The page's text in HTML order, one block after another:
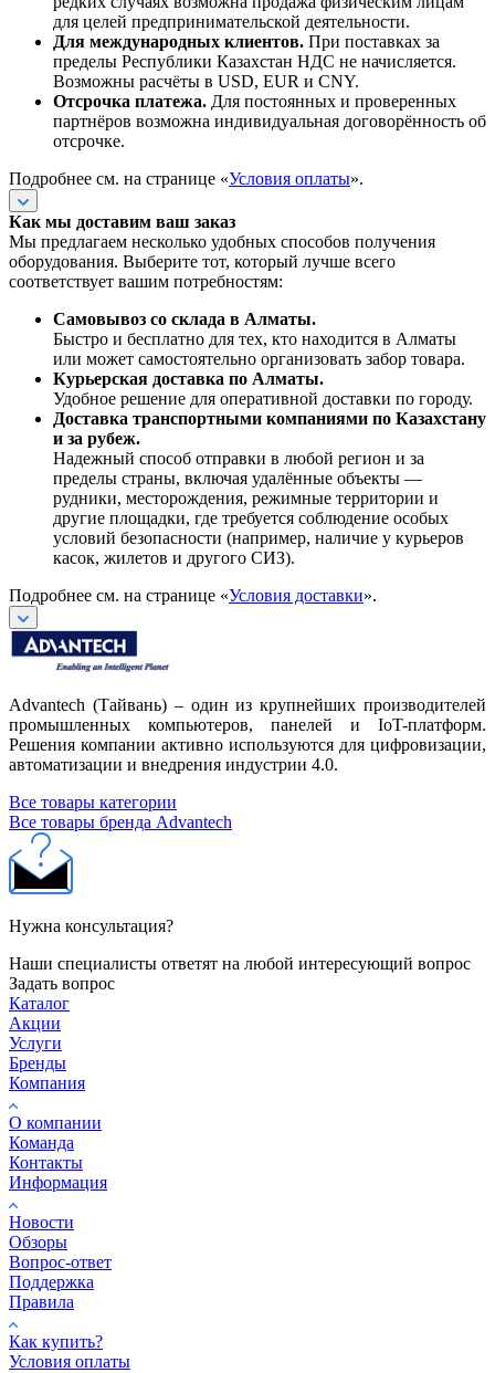
для целей предпринимательской деятельности.
Для международных клиентов. При поставках за
пределы Республики Казахстан НДС не начисляется.
Возможны расчёты в USD, EUR и CNY.
Отсрочка платежа. Для постоянных и проверенных
партнёров возможна индивидуальная договорённость об
отсрочке.
Подробнее см. на странице «Условия оплаты».
Как мы доставим ваш заказ
Мы предлагаем несколько удобных способов получения
оборудования. Выберите тот, который лучше всего
соответствует вашим потребностям:
Самовывоз со склада в Алматы.
Быстро и бесплатно для тех, кто находится в Алматы
или может самостоятельно организовать забор товара.
Курьерская доставка по Алматы.
Удобное решение для оперативной доставки по городу.
Доставка транспортными компаниями по Казахстану
и за рубеж.
Надежный способ отправки в любой регион и за
пределы страны, включая удалённые объекты —
рудники, месторождения, режимные территории и
другие площадки, где требуется соблюдение особых
условий безопасности (например, наличие у курьеров
касок, жилетов и другого СИЗ).
Подробнее см. на странице «Условия доставки».
Advantech (Тайвань) – один из крупнейших производителей
промышленных компьютеров, панелей и IoT-платформ.
Решения компании активно используются для цифровизации,
автоматизации и внедрения индустрии 4.0.
Все товары категории
Все товары бренда Advantech
Нужна консультация?
Наши специалисты ответят на любой интересующий вопрос
Задать вопрос
Каталог
Акции
Услуги
Бренды
Компания
О компании
Команда
Контакты
Информация
Новости
Обзоры
Вопрос-ответ
Поддержка
Правила
Как купить?
Условия оплаты